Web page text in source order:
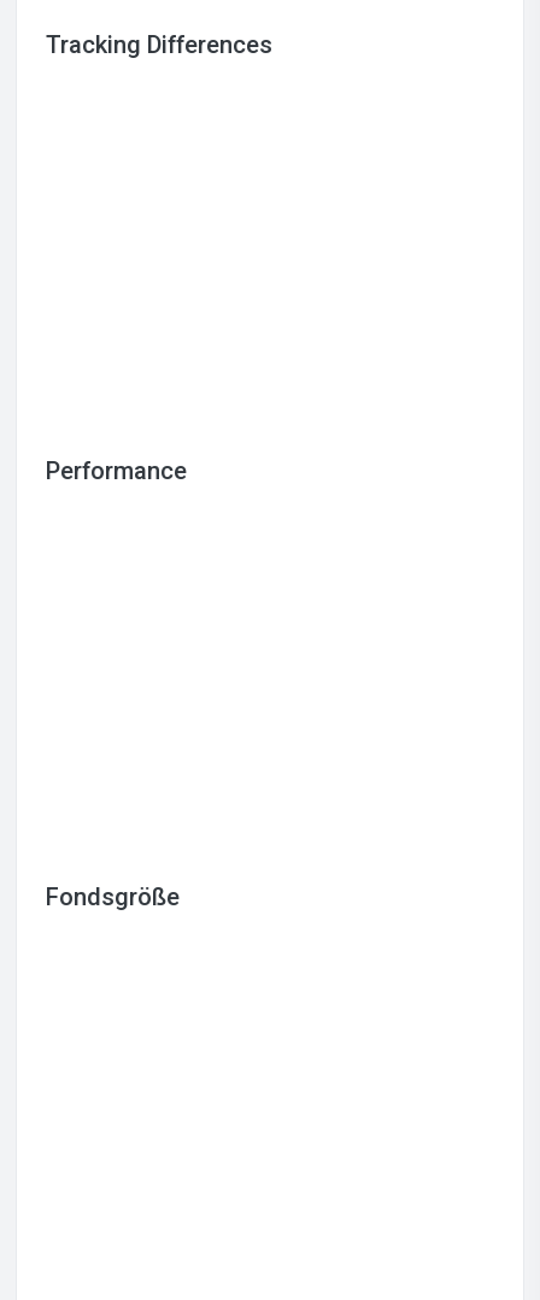
Tracking Differences
Performance
Fondsgröße